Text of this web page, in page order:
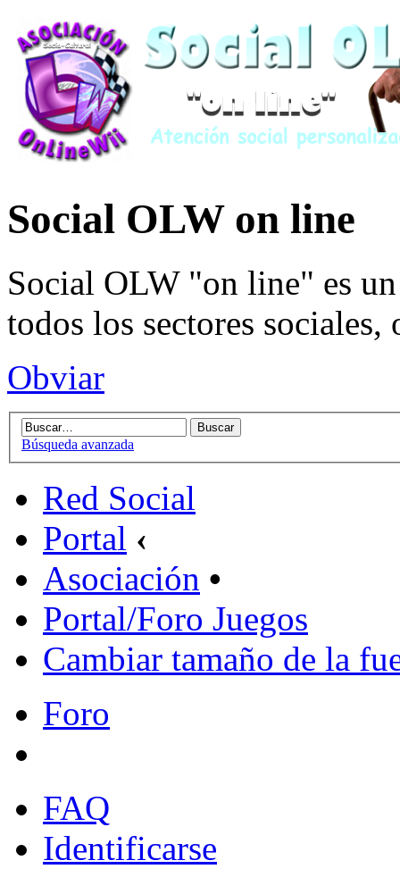
Social OLW on line
Social OLW "on line" es
todos los sectores sociales,
Obviar
Búsqueda avanzada
Red Social
Portal ‹
Asociación •
Portal/Foro Juegos
Cambiar tamaño de la
Foro
FAQ
Identificarse